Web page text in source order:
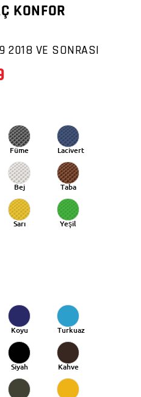
KONFOR
2018 VE SONRASI
Füme Lacivert
Bej Taba
Sarı Yeşil
Koyu
Mavi
Turkuaz
Siyah Kahve